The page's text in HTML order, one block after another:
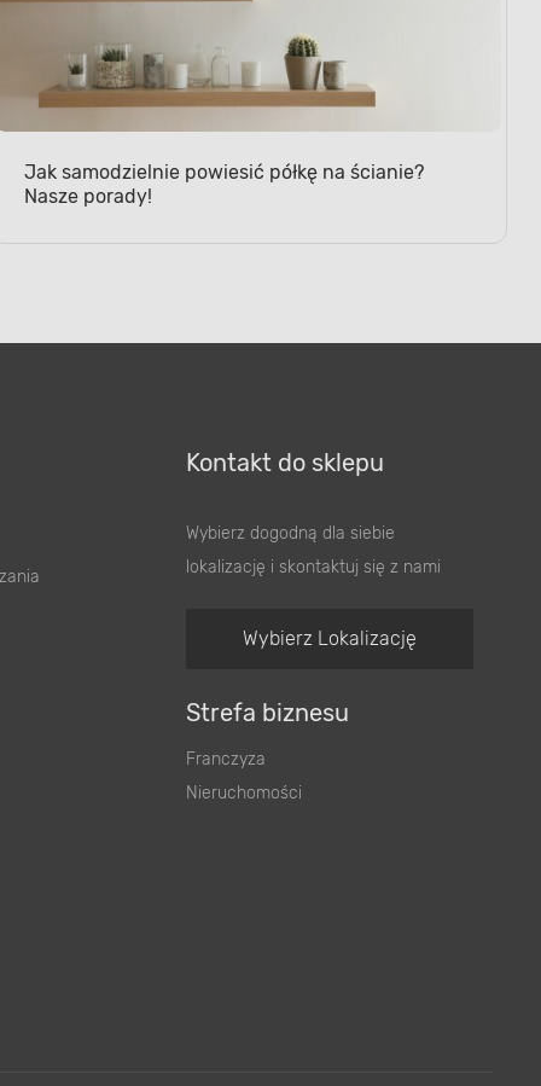
Jak samodzielnie powiesić półkę na ścianie?
Nasze porady!
Kontakt do sklepu
Wybierz dogodną dla siebie
lokalizację i skontaktuj się z nami
Wybierz Lokalizację
Strefa biznesu
Franczyza
Nieruchomości